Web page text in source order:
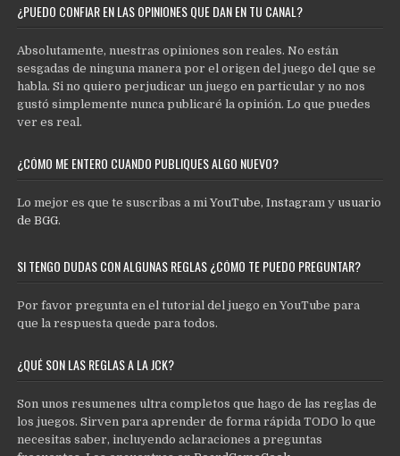
¿PUEDO CONFIAR EN LAS OPINIONES QUE DAN EN TU CANAL?
Absolutamente, nuestras opiniones son reales. No están
sesgadas de ninguna manera por el origen del juego del que se
habla. Si no quiero perjudicar un juego en particular y no nos
gustó simplemente nunca publicaré la opinión. Lo que puedes
ver es real.
¿CÓMO ME ENTERO CUANDO PUBLIQUES ALGO NUEVO?
Lo mejor es que te suscribas a miYouTube,Instagram y usuario
de BGG.
SI TENGO DUDAS CON ALGUNAS REGLAS ¿CÓMO TE PUEDO PREGUNTAR?
Por favor pregunta en el tutorial del juego en YouTube para
que la respuesta quede para todos.
¿QUÉ SON LAS REGLAS A LA JCK?
Son unos resumenes ultra completos que hago de las reglas de
los juegos. Sirven para aprender de forma rápida TODO lo que
necesitas saber, incluyendo aclaraciones a preguntas